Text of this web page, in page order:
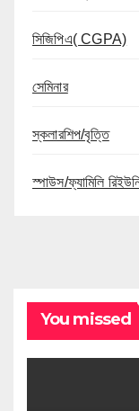
সিজিপিএ( CGPA)
সেমিনার
স্কলারশিপ/বৃত্তি
স্পাউস/ফ্যামিলি
You missed